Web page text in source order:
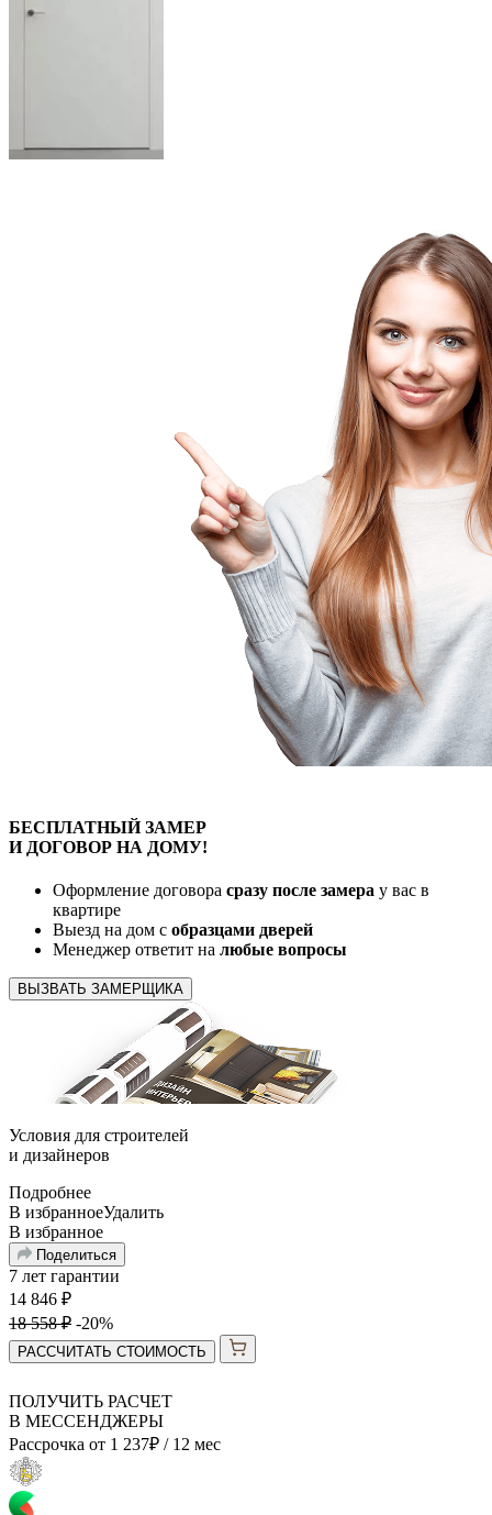
БЕСПЛАТНЫЙЗАМЕР
И ДОГОВОР НА ДОМУ!
Оформление договора сразу после замера у вас в
квартире
Выезд на дом с образцами дверей
Менеджер ответит на любые вопросы
ВЫЗВАТЬ ЗАМЕРЩИКА
Условия для строителей
и дизайнеров
Подробнее
В избранноеУдалить
В избранное
Поделиться
7 лет гарантии
14 846 ₽
18 558₽ -20%
РАССЧИТАТЬ СТОИМОСТЬ
ПОЛУЧИТЬ РАСЧЕТ
В МЕССЕНДЖЕРЫ
Рассрочка от 1 237₽ / 12 мес